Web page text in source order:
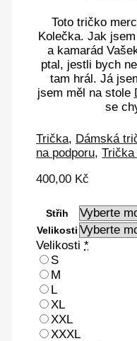
Toto tričko
Kolečka. Jak
a kamarád
ptal, jestli bych
tam hrál. Já
jsem měl na stole
se
Trička, Dámská
na podporu,Trička
400,00 Kč
Střih
Velikosti
Velikosti *
S
M
L
XL
XXL
XXXL